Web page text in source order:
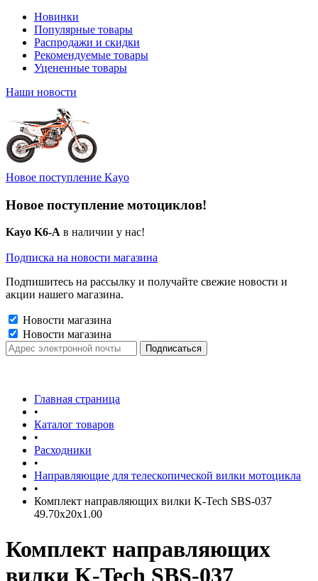
Новинки
Популярные товары
Распродажи и скидки
Рекомендуемые товары
Уцененные товары
Наши новости
Новое поступление Kayo
Новое поступление мотоциклов!
Kayo K6-A в наличии у нас!
Подписка на новости магазина
Подпишитесь на рассылку и получайте свежие новости и
акции нашего магазина.
Новости магазина
Новости магазина
Главная страница
•
Каталог товаров
•
Расходники
•
Направляющие для телескопической вилки мотоцикла
•
Комплект направляющих вилки K-Tech SBS-037
49.70x20x1.00
Комплект направляющих
вилки K-Tech SBS-037